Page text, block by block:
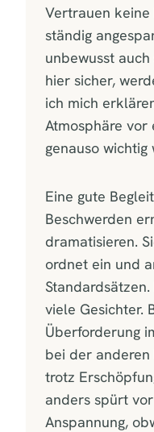
Vertrauen keine
ständig
unbewusst
hier sicher,
ich mich
Atmosphäre vor
genauso
Eine gute
Beschwerden
dramatisieren.
ordnet ein und
viele Gesichter.
Überforderung
bei der anderen
trotz
anders spürt
Anspannung,